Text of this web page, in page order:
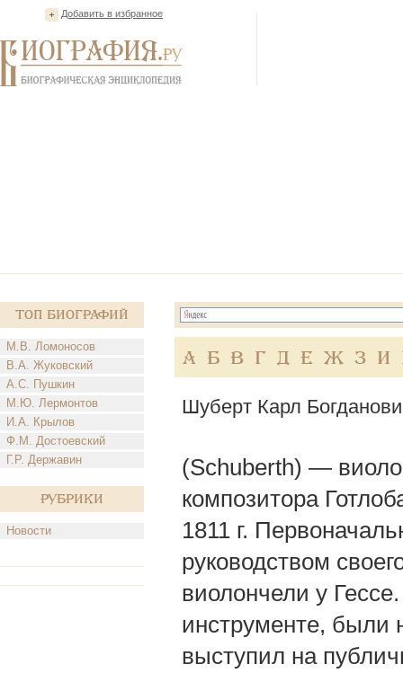
Добавить в избранное
Топ Биографий
М.В. Ломоносов
В.А. Жуковский
А.С. Пушкин
М.Ю. Лермонтов
И.А. Крылов
Ф.М. Достоевский
Г.Р. Державин
Рубрики
Новости
А Б В Г Д Е Ж З И
Шуберт Карл
(Schuberth) —
композитора
1811 г.
руководством
виолончели у
инструменте, были
выступил на